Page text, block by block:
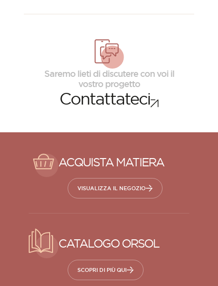
Saremo lieti di discutere con voi il
vostro progetto
Contattateci
ACQUISTA MATIERA
VISUALIZZA IL NEGOZIO
CATALOGO ORSOL
SCOPRI DI PIÙ QUI